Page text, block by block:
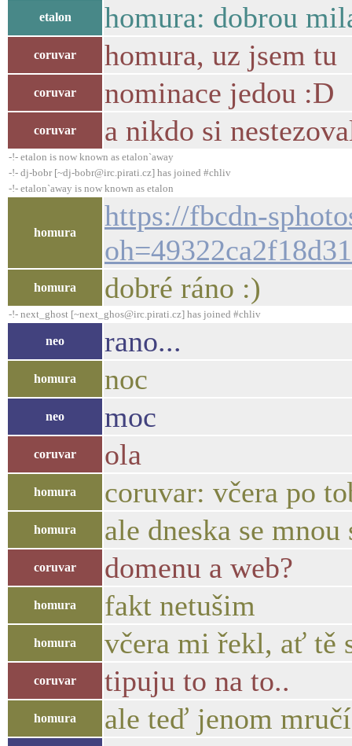
etalon homura: dobrou
coruvar homura, uz jsem tu
coruvar nominace jedou :D
coruvar a nikdo si
-!- etalon is now known as etalon`away
-!- dj-bobr [~dj-bobr@irc.pirati.cz] has joined #chliv
-!- etalon`away is now known as etalon
homura
https://fbcdn-
homura dobré ráno :)
-!- next_ghost [~next_ghos@irc.pirati.cz] has joined #chliv
neo rano...
homura noc
neo moc
coruvar ola
homura coruvar: včera po
homura ale dneska se
coruvar domenu a web?
homura fakt netušim
homura včera mi řekl, ať tě
coruvar tipuju to na to..
homura ale teď jenom mručí